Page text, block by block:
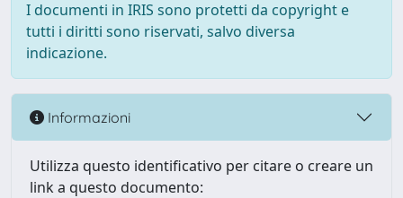
I documenti in IRIS sono protetti da copyright e
tutti i diritti sono riservati, salvo diversa
indicazione.
Informazioni
Utilizza questo identificativo per citare o creare un
link a questo documento: